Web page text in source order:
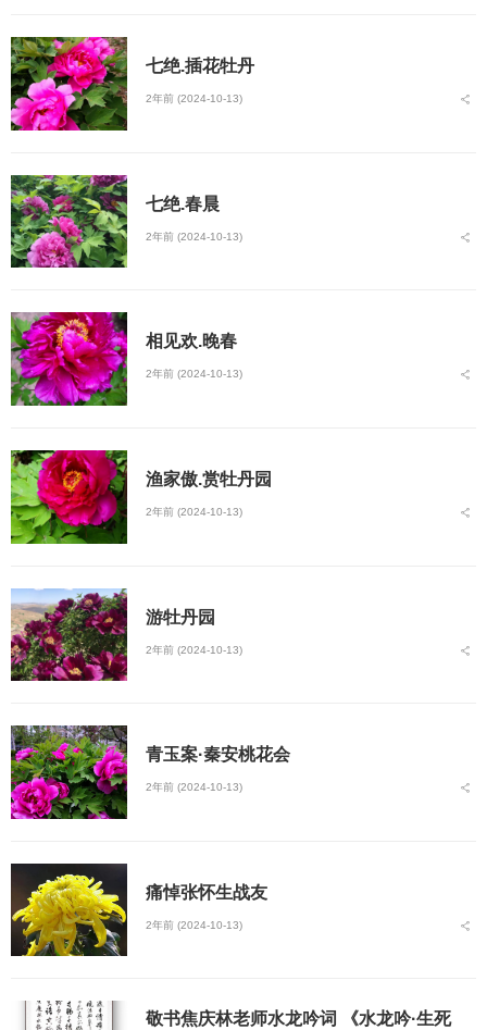
七绝.插花牡丹
2年前 (2024-10-13)
七绝.春晨
2年前 (2024-10-13)
相见欢.晚春
2年前 (2024-10-13)
渔家傲.赏牡丹园
2年前 (2024-10-13)
游牡丹园
2年前 (2024-10-13)
青玉案·秦安桃花会
2年前 (2024-10-13)
痛悼张怀生战友
2年前 (2024-10-13)
敬书焦庆林老师水龙吟词 《水龙吟·生死